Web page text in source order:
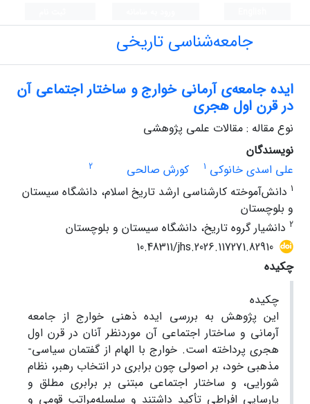
جامعه‌شناسی تاریخی
ایده جامعه‌ی آرمانی خوارج و ساختار اجتماعی آن
در قرن اول هجری
نوع مقاله : مقالات علمی پژوهشی
نویسندگان
علی اسدی خانوکی 1 کورش صالحی
2
1 دانش‌آموخته کارشناسی ارشد تاریخ اسلام، دانشگاه سیستان
و بلوچستان
2 دانشیار گروه تاریخ، دانشگاه سیستان و بلوچستان
10.48311/jhs.2026.117271.82910
چکیده
چکیده
این پژوهش به بررسی ایده ذهنی خوارج از جامعه
آرمانی و ساختار اجتماعی آن موردنظر آنان در قرن اول
هجری پرداخته است. خوارج با الهام از گفتمان سیاسی-
مذهبی خود، بر اصولی چون برابری در انتخاب رهبر، نظام
شورایی، و ساختار اجتماعی مبتنی بر برابری مطلق و
پارسایی افراطی تأکید داشتند و سلسله‌مراتب قومی و